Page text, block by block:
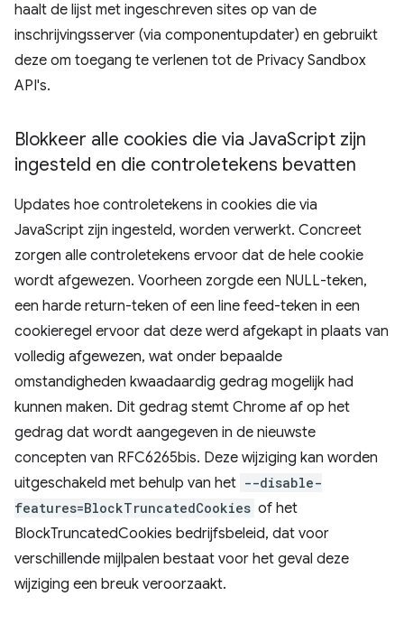
haalt de lijst met ingeschreven sites op van de
inschrijvingsserver (via componentupdater) en gebruikt
deze om toegang te verlenen tot de Privacy Sandbox
API's.
Blokkeer alle cookies die via JavaScript zijn
ingesteld en die controletekens bevatten
Updates hoe controletekens in cookies die via
JavaScript zijn ingesteld, worden verwerkt. Concreet
zorgen alle controletekens ervoor dat de hele cookie
wordt afgewezen. Voorheen zorgde een NULL-teken,
een harde return-teken of een line feed-teken in een
cookieregel ervoor dat deze werd afgekapt in plaats van
volledig afgewezen, wat onder bepaalde
omstandigheden kwaadaardig gedrag mogelijk had
kunnen maken. Dit gedrag stemt Chrome af op het
gedrag dat wordt aangegeven in de nieuwste
concepten van RFC6265bis. Deze wijziging kan worden
uitgeschakeld met behulp van het --disable-
features=BlockTruncatedCookies of het
BlockTruncatedCookies bedrijfsbeleid, dat voor
verschillende mijlpalen bestaat voor het geval deze
wijziging een breuk veroorzaakt.